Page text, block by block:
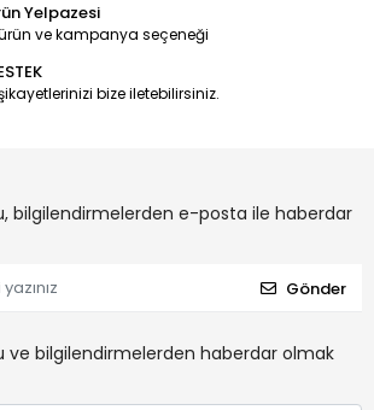
Yelpazesi
ve kampanya seçeneği
bize iletebilirsiniz.
bilgilendirmelerden e-posta ile haberdar
Gönder
ve bilgilendirmelerden haberdar olmak